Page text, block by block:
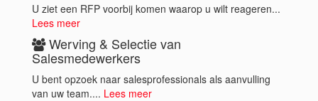
U ziet een RFP voorbij komen waarop u wilt reageren...
Lees meer
Werving & Selectie van
Salesmedewerkers
U bent opzoek naar salesprofessionals als aanvulling
van uw team.... Lees meer